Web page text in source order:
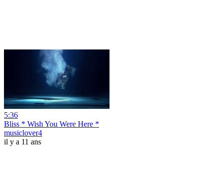
5:36
Bliss * Wish You Were Here *
musiclover4
il y a 11 ans